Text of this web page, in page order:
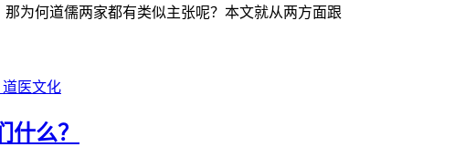
为何道儒两家都有类似主张呢？本文就从两方面跟
道医文化
什么？